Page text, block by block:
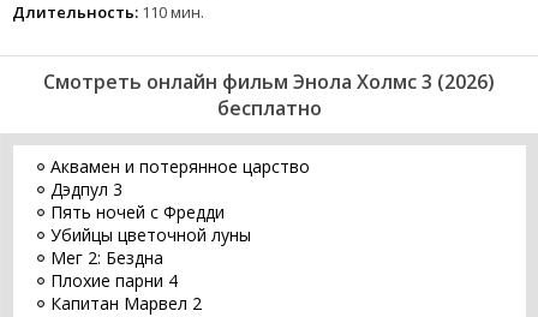
Длительность: 110 мин.
Смотреть онлайн фильм Энола Холмс 3 (2026)
бесплатно
Аквамен и потерянное царство
Дэдпул 3
Пять ночей с Фредди
Убийцы цветочной луны
Мег 2: Бездна
Плохие парни 4
Капитан Марвел 2